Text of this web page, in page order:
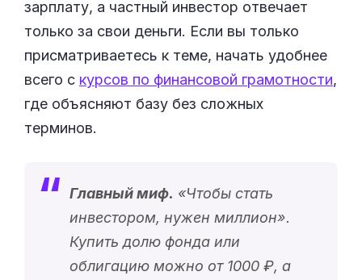
зарплату, а частный инвестор отвечает
только за свои деньги. Если вы только
присматриваетесь к теме, начать удобнее
всего с курсов по финансовой грамотности,
где объясняют базу без сложных
терминов.
Главный миф. «Чтобы стать
инвестором, нужен миллион».
Купить долю фонда или
облигацию можно от 1000 ₽, а